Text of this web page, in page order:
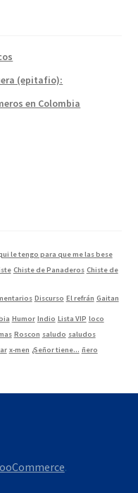
(epitafio):
en Colombia
le tengo para que me las bese
Chiste de Panaderos Chiste de
Discurso El refrán Gaitan
Humor Indio Lista VIP loco
Roscon saludo saludos
x-men ¿Señor tiene... ñero
.